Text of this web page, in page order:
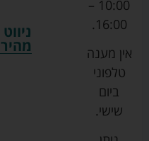
ניווט
מהיר
10:00 –
16:00.
אין מענה
טלפוני
ביום
שישי.